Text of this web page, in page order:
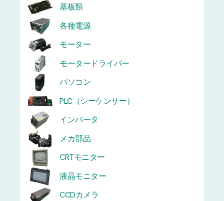
基板類
各種電源
モーター
モータードライバー
パソコン
PLC（シーケンサー）
インバータ
メカ部品
CRTモニター
液晶モニター
CCDカメラ